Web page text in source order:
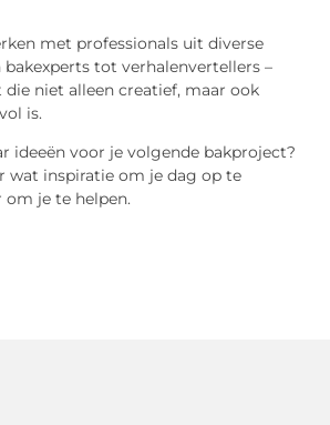
met professionals uit diverse
bakexperts tot verhalenvertellers –
niet alleen creatief, maar ook
is.
ideeën voor je volgende bakproject?
wat inspiratie om je dag op te
om je te helpen.